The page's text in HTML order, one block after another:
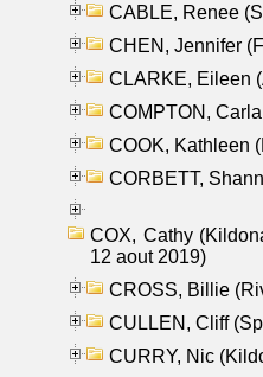
CABLE, Renee
CHEN, Jennifer
CLARKE, Eileen
COMPTON,
COOK, Kathleen
CORBETT,
COX, Cathy
12 aout 2019)
CROSS, Billie
CULLEN, Cliff
CURRY, Nic